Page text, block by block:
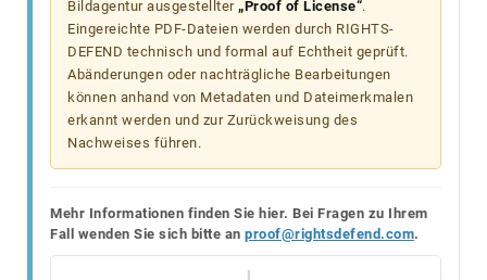
Bildagentur ausgestellter „Proof of License“.
Eingereichte PDF-Dateien werden durch RIGHTS-
DEFEND technisch und formal auf Echtheit geprüft.
Abänderungen oder nachträgliche Bearbeitungen
können anhand von Metadaten und Dateimerkmalen
erkannt werden und zur Zurückweisung des
Nachweises führen.
Mehr Informationen finden Sie hier. Bei Fragen zu Ihrem
Fall wenden Sie sich bitte an proof@rightsdefend.com.